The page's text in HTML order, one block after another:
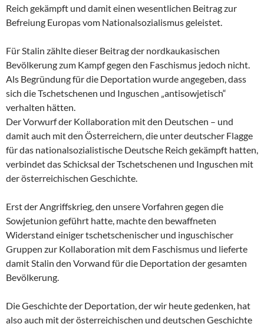
Reich gekämpft und damit einen wesentlichen Beitrag zur
Befreiung Europas vom Nationalsozialismus geleistet.
Für Stalin zählte dieser Beitrag der nordkaukasischen
Bevölkerung zum Kampf gegen den Faschismus jedoch nicht.
Als Begründung für die Deportation wurde angegeben, dass
sich die Tschetschenen und Inguschen „antisowjetisch“
verhalten hätten.
Der Vorwurf der Kollaboration mit den Deutschen – und
damit auch mit den Österreichern, die unter deutscher Flagge
für das nationalsozialistische Deutsche Reich gekämpft hatten,
verbindet das Schicksal der Tschetschenen und Inguschen mit
der österreichischen Geschichte.
Erst der Angriffskrieg, den unsere Vorfahren gegen die
Sowjetunion geführt hatte, machte den bewaffneten
Widerstand einiger tschetschenischer und inguschischer
Gruppen zur Kollaboration mit dem Faschismus und lieferte
damit Stalin den Vorwand für die Deportation der gesamten
Bevölkerung.
Die Geschichte der Deportation, der wir heute gedenken, hat
also auch mit der österreichischen und deutschen Geschichte